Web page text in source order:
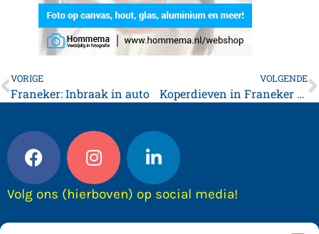
VORIGE
Franeker: Inbraak in auto
VOLGENDE
Koperdieven in Franeker aangehouden
Volg ons (hierboven) op social media!